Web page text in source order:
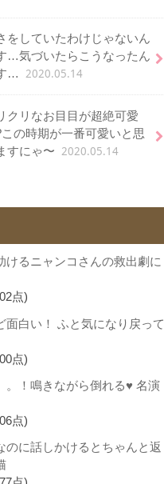
をしていたわけじゃないん
…気づいたらこうなったん
…
2020.05.14
クリなお目目が超絶可愛
この時期が一番可愛いと思
すにゃ〜 2020.05.14
けるニャンコさんの救出劇に
点)
面白い！ ふと気になり戻って
点)
。！鳴きながら倒れる♥ 名演
点)
のに話しかけるとちゃんと返